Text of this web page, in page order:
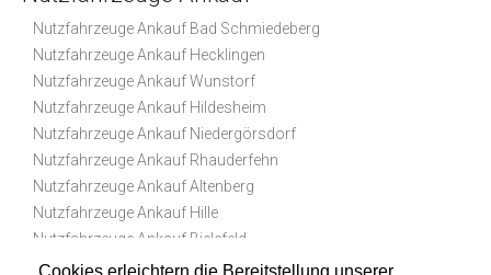
Cookies erleichtern die Bereitstellung unserer
Nutzfahrzeuge Ankauf Bad Schmiedeberg
Nutzfahrzeuge Ankauf Hecklingen
Nutzfahrzeuge Ankauf Wunstorf
Nutzfahrzeuge Ankauf Hildesheim
Nutzfahrzeuge Ankauf Niedergörsdorf
Nutzfahrzeuge Ankauf Rhauderfehn
Nutzfahrzeuge Ankauf Altenberg
Nutzfahrzeuge Ankauf Hille
Nutzfahrzeuge Ankauf Bielefeld
Nutzfahrzeuge Ankauf Neustadt am Rübenberge